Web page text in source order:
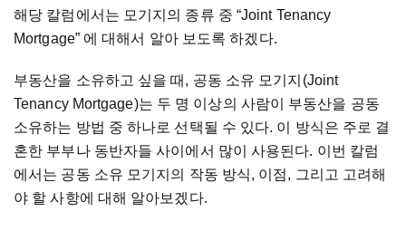
해당 칼럼에서는 모기지의 종류 중 “Joint Tenancy
Mortgage” 에 대해서 알아 보도록 하겠다.
부동산을 소유하고 싶을 때, 공동 소유 모기지(Joint
Tenancy Mortgage)는 두 명 이상의 사람이 부동산을 공동
소유하는 방법 중 하나로 선택될 수 있다. 이 방식은 주로 결
혼한 부부나 동반자들 사이에서 많이 사용된다. 이번 칼럼
에서는 공동 소유 모기지의 작동 방식, 이점, 그리고 고려해
야 할 사항에 대해 알아보겠다.